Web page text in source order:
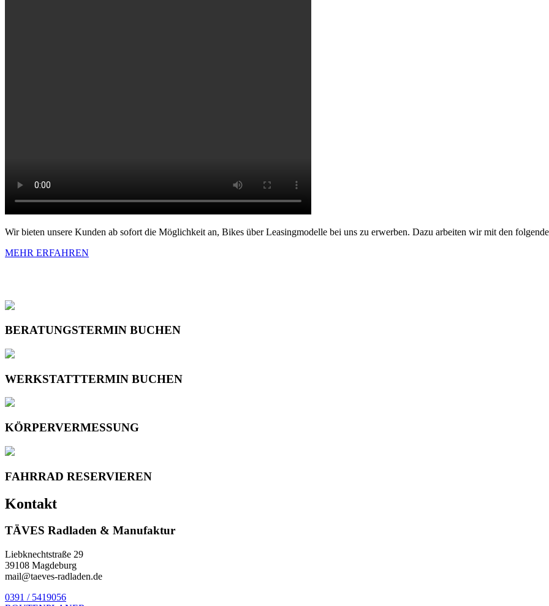
Wir bieten unsere Kunden ab sofort die Möglichkeit an, Bikes über Leasingmodelle bei uns zu erwerben. Dazu arbeiten wir mit den
MEHR ERFAHREN
BERATUNGSTERMIN BUCHEN
WERKSTATTTERMIN BUCHEN
KÖRPERVERMESSUNG
FAHRRAD RESERVIEREN
Kontakt
TÄVES Radladen & Manufaktur
Liebknechtstraße 29
39108 Magdeburg
mail@taeves-radladen.de
0391 / 5419056